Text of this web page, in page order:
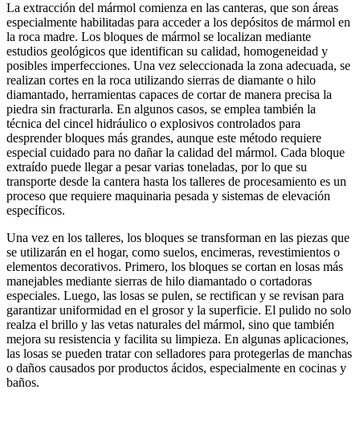
La extracción del mármol comienza en las canteras, que son áreas
especialmente habilitadas para acceder a los depósitos de mármol en
la roca madre. Los bloques de mármol se localizan mediante
estudios geológicos que identifican su calidad, homogeneidad y
posibles imperfecciones. Una vez seleccionada la zona adecuada, se
realizan cortes en la roca utilizando sierras de diamante o hilo
diamantado, herramientas capaces de cortar de manera precisa la
piedra sin fracturarla. En algunos casos, se emplea también la
técnica del cincel hidráulico o explosivos controlados para
desprender bloques más grandes, aunque este método requiere
especial cuidado para no dañar la calidad del mármol. Cada bloque
extraído puede llegar a pesar varias toneladas, por lo que su
transporte desde la cantera hasta los talleres de procesamiento es un
proceso que requiere maquinaria pesada y sistemas de elevación
específicos.
Una vez en los talleres, los bloques se transforman en las piezas que
se utilizarán en el hogar, como suelos, encimeras, revestimientos o
elementos decorativos. Primero, los bloques se cortan en losas más
manejables mediante sierras de hilo diamantado o cortadoras
especiales. Luego, las losas se pulen, se rectifican y se revisan para
garantizar uniformidad en el grosor y la superficie. El pulido no solo
realza el brillo y las vetas naturales del mármol, sino que también
mejora su resistencia y facilita su limpieza. En algunas aplicaciones,
las losas se pueden tratar con selladores para protegerlas de manchas
o daños causados por productos ácidos, especialmente en cocinas y
baños.